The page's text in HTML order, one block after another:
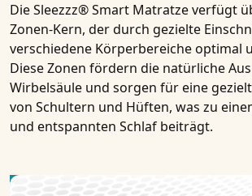
Die Sleezzz® Smart Matratze verfügt
Zonen-Kern, der durch gezielte
verschiedene Körperbereiche optimal
Diese Zonen fördern die natürliche
Wirbelsäule und sorgen für eine
von Schultern und Hüften, was zu
und entspannten Schlaf beiträgt.